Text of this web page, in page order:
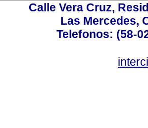
Calle Vera Cruz,
Las Mercedes,
Telefonos: (58-